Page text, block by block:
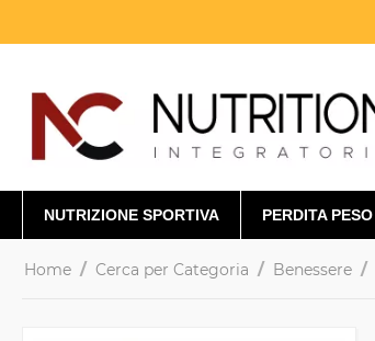
NUTRIZIONE SPORTIVA PERDITA PESO
Home / Cerca per Categoria / Benessere /